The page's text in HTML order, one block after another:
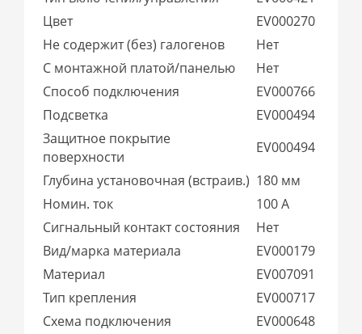
Цвет
EV000270
Не содержит (без) галогенов
Нет
С монтажной платой/панелью
Нет
Способ подключения
EV000766
Подсветка
EV000494
Защитное покрытие
поверхности
EV000494
Глубина установочная (встраив.) 180 мм
Номин. ток
100 А
Сигнальный контакт состояния
Нет
Вид/марка материала
EV000179
Материал
EV007091
Тип крепления
EV000717
Схема подключения
EV000648